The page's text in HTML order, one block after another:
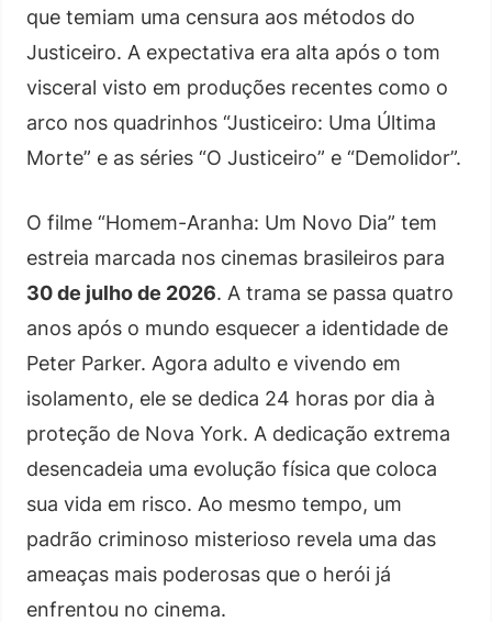
que temiam uma censura aos métodos do
Justiceiro. A expectativa era alta após o tom
visceral visto em produções recentes como o
arco nos quadrinhos “Justiceiro: Uma Última
Morte” e as séries “O Justiceiro” e “Demolidor”.
O filme “Homem-Aranha: Um Novo Dia” tem
estreia marcada nos cinemas brasileiros para
30 de julho de 2026. A trama se passa quatro
anos após o mundo esquecer a identidade de
Peter Parker. Agora adulto e vivendo em
isolamento, ele se dedica 24 horas por dia à
proteção de Nova York. A dedicação extrema
desencadeia uma evolução física que coloca
sua vida em risco. Ao mesmo tempo, um
padrão criminoso misterioso revela uma das
ameaças mais poderosas que o herói já
enfrentou no cinema.